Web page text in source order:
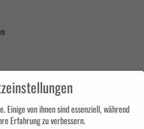
Hilfsmitteln
Einige von ihnen sind essenziell, während
Erfahrung zu verbessern.